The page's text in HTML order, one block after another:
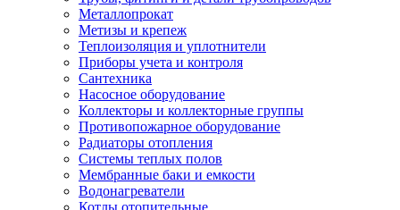
Металлопрокат
Метизы и крепеж
Теплоизоляция и уплотнители
Приборы учета и контроля
Сантехника
Насосное оборудование
Коллекторы и коллекторные группы
Противопожарное оборудование
Радиаторы отопления
Системы теплых полов
Мембранные баки и емкости
Водонагреватели
Котлы отопительные